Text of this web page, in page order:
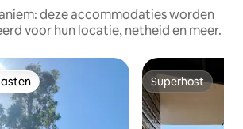
deze accommodaties worden
voor hun locatie, netheid en meer.
Superhost
Superhost